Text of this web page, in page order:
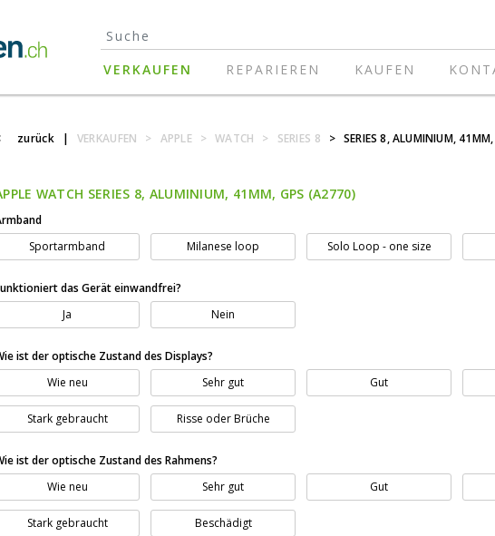
VERKAUFEN REPARIEREN KAUFEN
zurück | VERKAUFEN > APPLE > WATCH > SERIES 8 > SERIES 8, ALUMINIUM, 41MM,
WATCH SERIES 8, ALUMINIUM, 41MM, GPS (A2770)
Sportarmband
Milanese loop Solo Loop - one size
das Gerät einwandfrei?
Ja
Nein
ist der optische Zustand des Displays?
Wie neu
Sehr gut Gut
Stark gebraucht Risse oder Brüche
ist der optische Zustand des Rahmens?
Wie neu
Sehr gut Gut
Stark gebraucht Beschädigt